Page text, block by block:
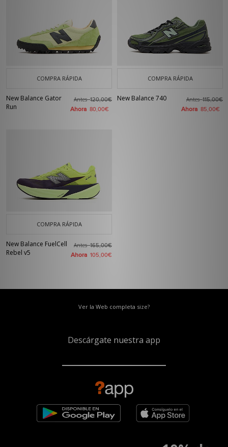
COMPRA RÁPIDA
New Balance Gator
Run
Antes120,00€
Ahora 80,00€
COMPRA RÁPIDA
New Balance 740 Antes115,00€
Ahora 85,00€
COMPRA RÁPIDA
New Balance FuelCell
Rebel v5
Antes165,00€
Ahora 105,00€
Ver la Web completa size?
Descárgate nuestra app